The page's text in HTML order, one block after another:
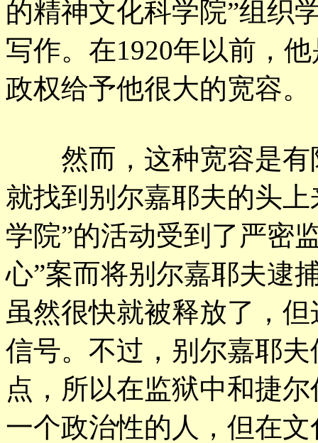
的精神文化科学院”组织
写作。在1920年以前，
政权给予他很大的宽容。
然而，这种宽容是有
就找到别尔嘉耶夫的头
学院”的活动受到了严密
心”案而将别尔嘉耶夫逮
虽然很快就被释放了，
信号。不过，别尔嘉耶
点，所以在监狱中和捷
一个政治性的人，但在